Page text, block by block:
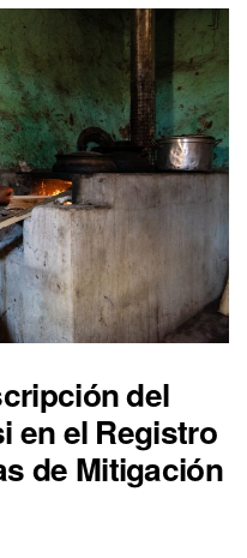
del
en el Registro
de Mitigación